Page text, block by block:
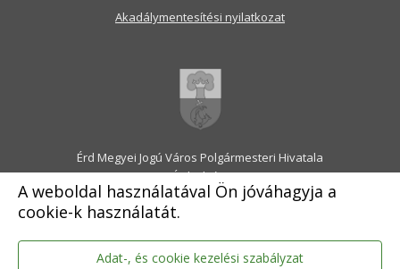
A weboldal használatával Ön jóváhagyja a
cookie-k használatát.
Adat-, és cookie kezelési szabályzat
Érd Megyei Jogú Város Polgármesteri Hivatala
2030 Érd, Alsó utca 1.
Levélcím: 2031 Érd, Pf.: 31
E-mail:onkormanyzat@erd.hu
Telefonközpont:06-23-522-300
Ügyfélszolgálat:06-23-522-301
Akadálymentesítési nyilatkozat